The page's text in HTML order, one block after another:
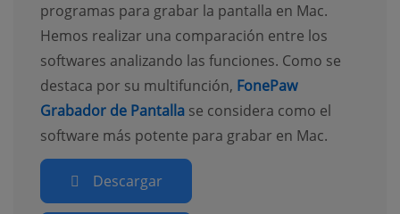
programas para grabar la pantalla en Mac.
Hemos realizar una comparación entre los
softwares analizando las funciones. Como se
destaca por su multifunción, FonePaw
Grabador de Pantalla se considera como el
software más potente para grabar en Mac.
Descargar